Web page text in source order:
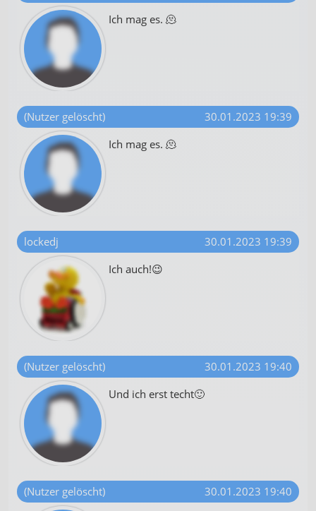
Ich mag es. 🫠
(Nutzer gelöscht)
30.01.2023 19:39
Ich mag es. 🫠
lockedj
30.01.2023 19:39
Ich auch!😉
(Nutzer gelöscht)
30.01.2023 19:40
Und ich erst techt🙂
(Nutzer gelöscht)
30.01.2023 19:40